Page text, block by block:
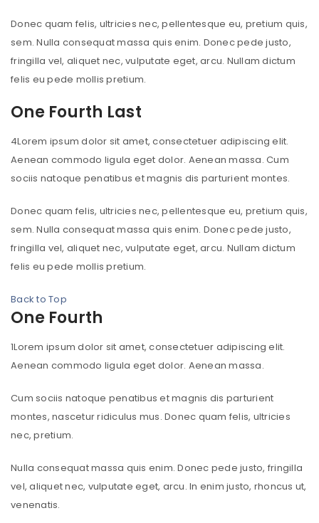
Donec quam felis, ultricies nec, pellentesque eu, pretium quis,
sem. Nulla consequat massa quis enim. Donec pede justo,
fringilla vel, aliquet nec, vulputate eget, arcu. Nullam dictum
felis eu pede mollis pretium.
One Fourth Last
4Lorem ipsum dolor sit amet, consectetuer adipiscing elit.
Aenean commodo ligula eget dolor. Aenean massa. Cum
sociis natoque penatibus et magnis dis parturient montes.
Donec quam felis, ultricies nec, pellentesque eu, pretium quis,
sem. Nulla consequat massa quis enim. Donec pede justo,
fringilla vel, aliquet nec, vulputate eget, arcu. Nullam dictum
felis eu pede mollis pretium.
Back to Top
One Fourth
1Lorem ipsum dolor sit amet, consectetuer adipiscing elit.
Aenean commodo ligula eget dolor. Aenean massa.
Cum sociis natoque penatibus et magnis dis parturient
montes, nascetur ridiculus mus. Donec quam felis, ultricies
nec, pretium.
Nulla consequat massa quis enim. Donec pede justo, fringilla
vel, aliquet nec, vulputate eget, arcu. In enim justo, rhoncus ut,
venenatis.